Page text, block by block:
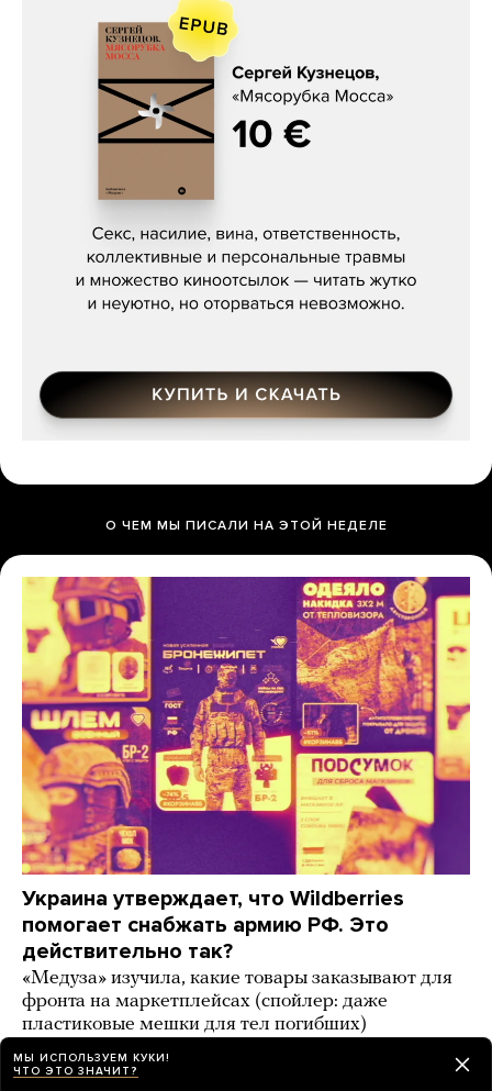
Сергей Кузнецов, «Мясорубка
О ЧЕМ МЫ ПИСАЛИ НА ЭТОЙ НЕДЕЛЕ
Украина утверждает, что Wildberries
помогает снабжать армию РФ. Это
действительно так?
«Медуза» изучила, какие товары заказывают для
фронта на маркетплейсах (спойлер: даже
пластиковые мешки для тел погибших)
ИСТОРИИ 6 дней назад
МЫ ИСПОЛЬЗУЕМ КУКИ!
ЧТО ЭТО ЗНАЧИТ?